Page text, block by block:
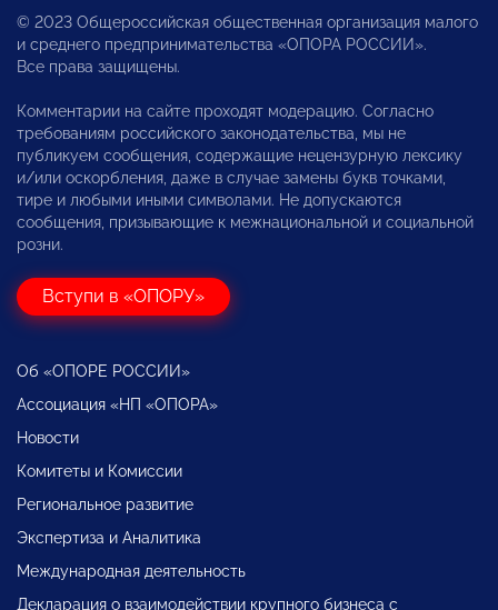
© 2023 Общероссийская общественная организация малого
и среднего предпринимательства «ОПОРА РОССИИ».
Все права защищены.
Комментарии на сайте проходят модерацию. Согласно
требованиям российского законодательства, мы не
публикуем сообщения, содержащие нецензурную лексику
и/или оскорбления, даже в случае замены букв точками,
тире и любыми иными символами. Не допускаются
сообщения, призывающие к межнациональной и социальной
розни.
Вступи в «ОПОРУ»
Об «ОПОРЕ РОССИИ»
Ассоциация «НП «ОПОРА»
Новости
Комитеты и Комиссии
Региональное развитие
Экспертиза и Аналитика
Международная деятельность
Декларация о взаимодействии крупного бизнеса с